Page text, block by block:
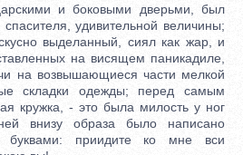
и боковыми дверьми, был
удивительной величины;
выделанный, сиял как жар, и
на висящем паникадиле,
на возвышающиеся части мелкой
складки одежды; перед самым
кружка, - это была милость у ног
внизу образа было написано
буквами: приидите ко мне вcи